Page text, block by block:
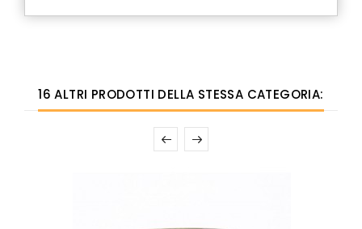
16 ALTRI PRODOTTI DELLA STESSA CATEGORIA: